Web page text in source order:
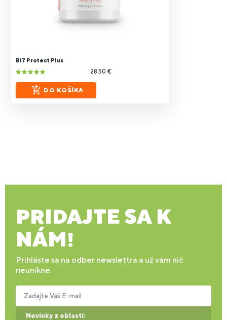
B17 Protect Plus
28.50 €
DO KOŠÍKA
PRIDAJTE SA K
NÁM!
Prihláste sa na odber newslettra a už vám nič
neunikne.
Novinky z oblasti:
Zadajte Váš E-mail